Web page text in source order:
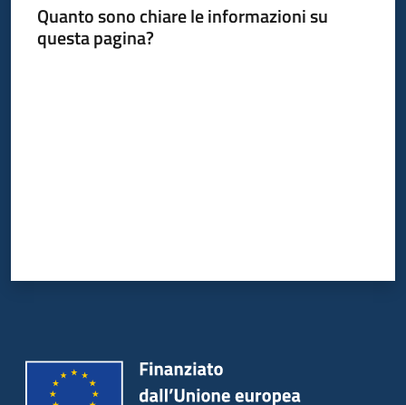
Quanto sono chiare le informazioni su
questa pagina?